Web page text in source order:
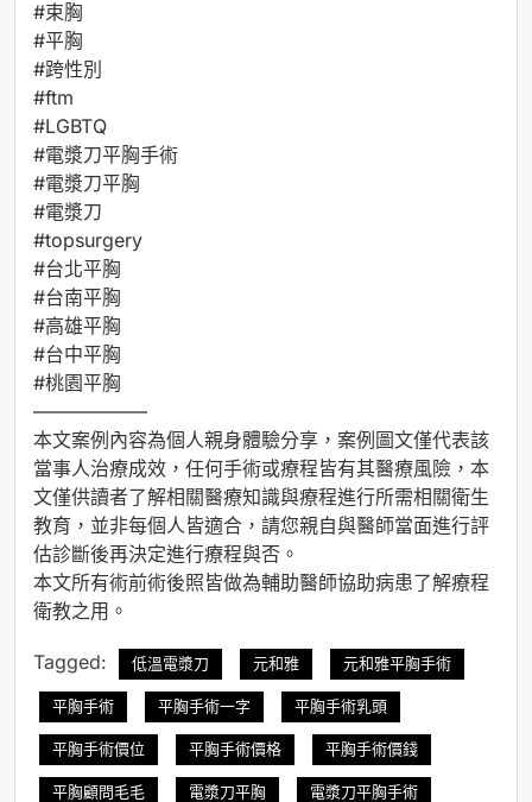
#束胸
#平胸
#跨性別
#ftm
#LGBTQ
#電漿刀平胸手術
#電漿刀平胸
#電漿刀
#topsurgery
#台北平胸
#台南平胸
#高雄平胸
#台中平胸
#桃園平胸
⁡——————
本文案例內容為個人親身體驗分享，案例圖文僅代表該
當事人治療成效，任何手術或療程皆有其醫療風險，本
文僅供讀者了解相關醫療知識與療程進行所需相關衛生
教育，並非每個人皆適合，請您親自與醫師當面進行評
估診斷後再決定進行療程與否。
本文所有術前術後照皆做為輔助醫師協助病患了解療程
衛教之用。
Tagged: 低溫電漿刀 元和雅 元和雅平胸手術
平胸手術 平胸手術一字 平胸手術乳頭
平胸手術價位 平胸手術價格 平胸手術價錢
平胸顧問毛毛 電漿刀平胸 電漿刀平胸手術